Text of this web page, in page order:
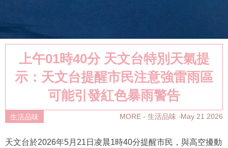
上午01時40分 天文台特別天氣提
示：天文台提醒市民注意強雷雨區
可能引發紅色暴雨警告
生活品味 MORE - 生活品味 May 21 2026
天文台於2026年5月21日凌晨1時40分提醒市民，與高空擾動